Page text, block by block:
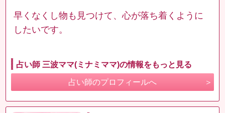
早くなくし物も見つけて、心が落ち着くように
したいです。
占い師 三波ママ(ミナミママ)の情報をもっと見る
占い師のプロフィールへ